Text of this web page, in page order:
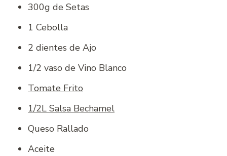
300g de Setas
1 Cebolla
2 dientes de Ajo
1/2 vaso de Vino Blanco
Tomate Frito
1/2L Salsa Bechamel
Queso Rallado
Aceite